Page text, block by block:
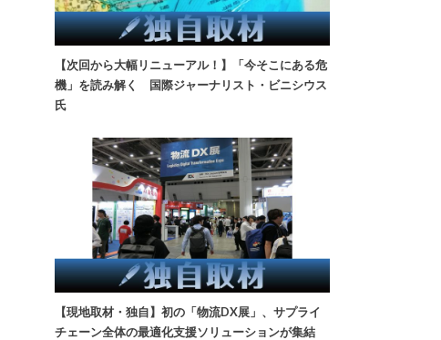
【次回から大幅リニューアル！】「今そこにある危
機」を読み解く 国際ジャーナリスト・ビニシウス
氏
【現地取材・独自】初の「物流DX展」、サプライ
チェーン全体の最適化支援ソリューションが集結